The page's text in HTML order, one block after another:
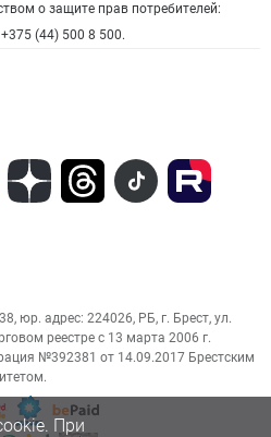
о защите прав потребителей:
(44) 500 8 500.
юр. адрес: 224026, РБ, г. Брест, ул.
реестре с 13 марта 2006 г.
№392381 от 14.09.2017 Брестским
При